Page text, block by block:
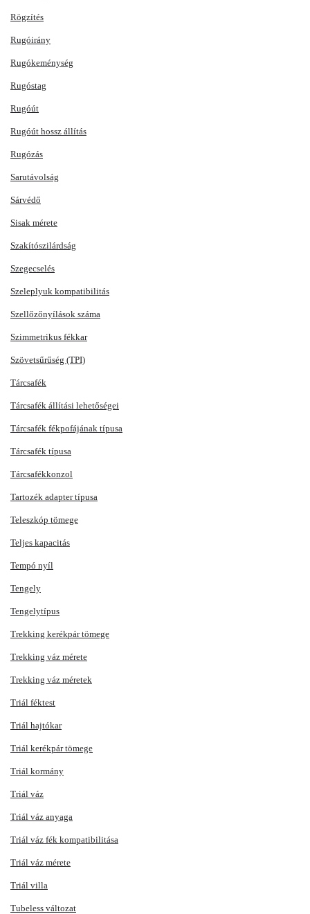
Rögzítés
Rugóirány
Rugókeménység
Rugóstag
Rugóút
Rugóút hossz állítás
Rugózás
Sarutávolság
Sárvédő
Sisak mérete
Szakítószilárdság
Szegecselés
Szeleplyuk kompatibilitás
Szellőzőnyílások száma
Szimmetrikus fékkar
Szövetsűrűség (TPI)
Tárcsafék
Tárcsafék állítási lehetőségei
Tárcsafék fékpofájának típusa
Tárcsafék típusa
Tárcsafékkonzol
Tartozék adapter típusa
Teleszkóp tömege
Teljes kapacitás
Tempó nyíl
Tengely
Tengelytípus
Trekking kerékpár tömege
Trekking váz mérete
Trekking váz méretek
Triál féktest
Triál hajtókar
Triál kerékpár tömege
Triál kormány
Triál váz
Triál váz anyaga
Triál váz fék kompatibilitása
Triál váz mérete
Triál villa
Tubeless változat